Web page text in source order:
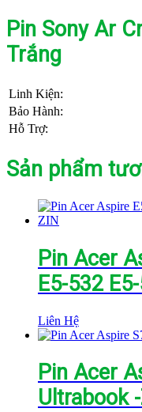
Pin Sony Ar
Trắng
Linh Kiện:
Bảo Hành:
Hỗ Trợ:
Sản phẩm
Pin Acer
E5-532
Liên Hệ
Pin Acer
Ultrabook